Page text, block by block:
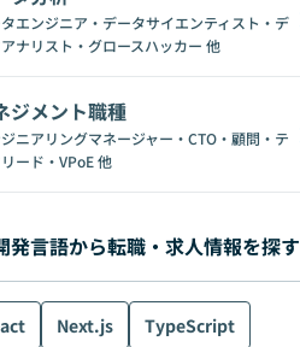
エンジニア・データサイエンティスト・デ
ナリスト・グロースハッカー 他
ジメント職種
ニアリングマネージャー・CTO・顧問・テ
ード・VPoE他
発言語から転職・求人情報を探す
Next.js
TypeScript